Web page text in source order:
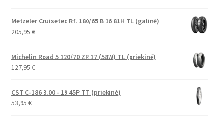
Metzeler Cruisetec Rf. 180/65 B 16 81H TL (galinė)
205,95 €
Michelin Road 5 120/70 ZR 17 (58W) TL (priekinė)
127,95 €
CST C-186 3.00 - 19 45P TT (priekinė)
53,95 €